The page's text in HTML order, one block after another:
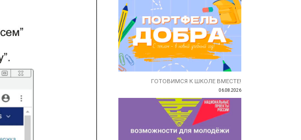
ГОТОВИМСЯ К ШКОЛЕ ВМЕСТЕ!
06.08.2026